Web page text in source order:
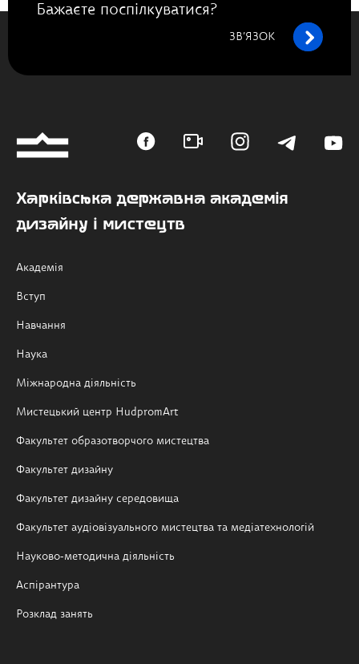
Бажаєте поспілкуватися?
ЗВ’ЯЗОК
Харківська державна академія
дизайну і мистецтв
Академія
Вступ
Навчання
Наука
Міжнародна діяльність
Мистецький центр HudpromArt
Факультет образотворчого мистецтва
Факультет дизайну
Факультет дизайну середовища
Факультет аудіовізуального мистецтва та медіатехнологій
Науково-методична діяльність
Аспірантура
Розклад занять